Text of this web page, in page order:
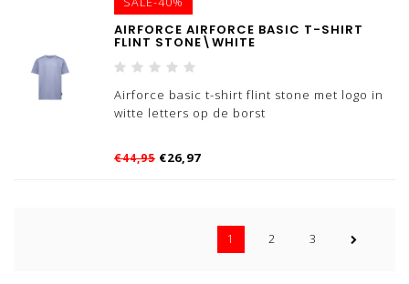
AIRFORCE AIRFORCE BASIC T-SHIRT
FLINT STONE\WHITE
Airforce basic t-shirt flint stone met logo in
witte letters op de borst
€44,95 €26,97
1 2 3